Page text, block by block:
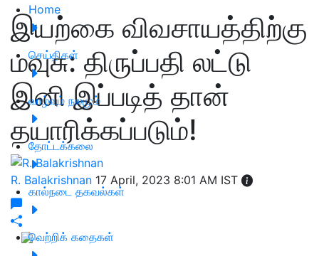
Home
செய்திகள்
வாழ்வும் நலமும்
தோட்டக்கலை
கால்நடை தகவல்கள்
வெற்றிக் கதைகள்
இயற்கை விவசாயத்திற்கு
மவுசு: திருப்பதி லட்டு
இனி இப்படித் தான்
தயாரிக்கப்படும்!
R. Balakrishnan 17 April, 2023 8:01 AM IST